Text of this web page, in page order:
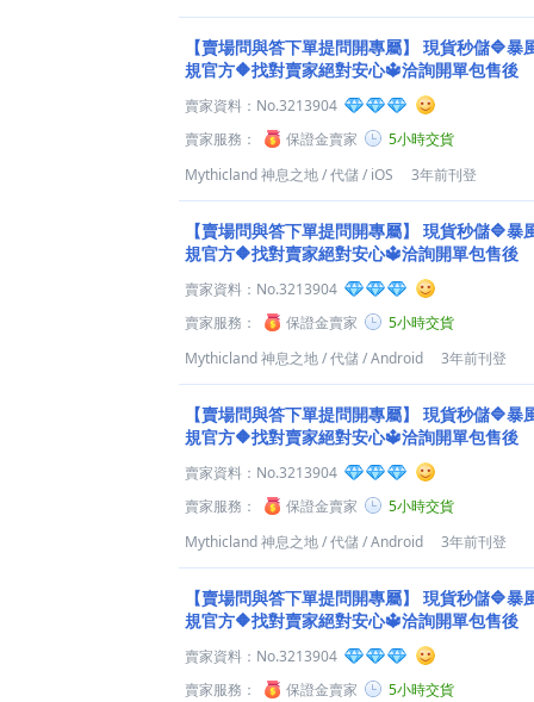
【賣場問與答下單提問開專屬】
現貨秒儲🔷暴
規官方🔶找對賣家絕對安心🔱洽詢開單包售後
賣家資料： No.3213904
賣家服務：
保證金賣家
5小時交貨
Mythicland 神息之地/代儲/ iOS 3年前刊登
【賣場問與答下單提問開專屬】
現貨秒儲🔷暴
規官方🔶找對賣家絕對安心🔱洽詢開單包售後
賣家資料： No.3213904
賣家服務：
保證金賣家
5小時交貨
Mythicland 神息之地/代儲/Android 3年前刊登
【賣場問與答下單提問開專屬】
現貨秒儲🔷暴
規官方🔶找對賣家絕對安心🔱洽詢開單包售後
賣家資料： No.3213904
賣家服務：
保證金賣家
5小時交貨
Mythicland 神息之地/代儲/Android 3年前刊登
【賣場問與答下單提問開專屬】
現貨秒儲🔷暴
規官方🔶找對賣家絕對安心🔱洽詢開單包售後
賣家資料： No.3213904
賣家服務：
保證金賣家
5小時交貨